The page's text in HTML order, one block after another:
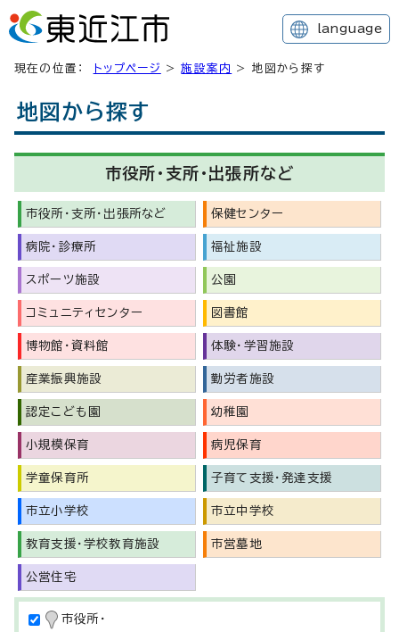
language
現在の位置： トップページ >施設案内 > 地図から探す
地図から探す
市役所・支所・出張所など
市役所・支所・出張所など 保健センター
病院・診療所 福祉施設
スポーツ施設 公園
コミュニティセンター 図書館
博物館・資料館 体験・学習施設
産業振興施設 勤労者施設
認定こども園 幼稚園
小規模保育 病児保育
学童保育所 子育て支援・発達支援
市立小学校 市立中学校
教育支援・学校教育施設 市営墓地
公営住宅
市役所・